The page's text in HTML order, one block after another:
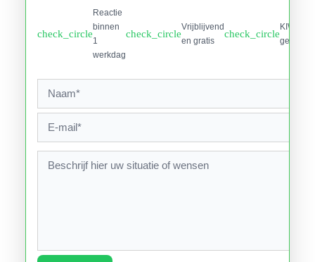
check_circle
Reactie
binnen
1
werkdag
check_circle
Vrijblijvend
en gratis
check_circle
KIWA